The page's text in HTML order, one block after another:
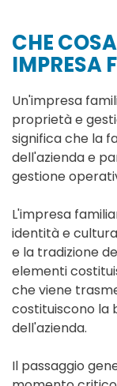
CHE
IMPRESA
Un'impresa
proprietà e
significa che la
dell'azienda e
gestione
L'impresa
identità e
e la tradizione
elementi
che viene
costituiscono la
dell'azienda.
Il passaggio